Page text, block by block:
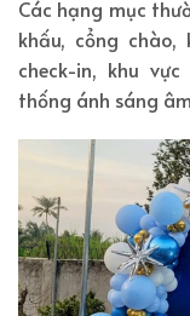
Các hạng mục
khấu, cổng
check-in, khu
thống ánh sáng